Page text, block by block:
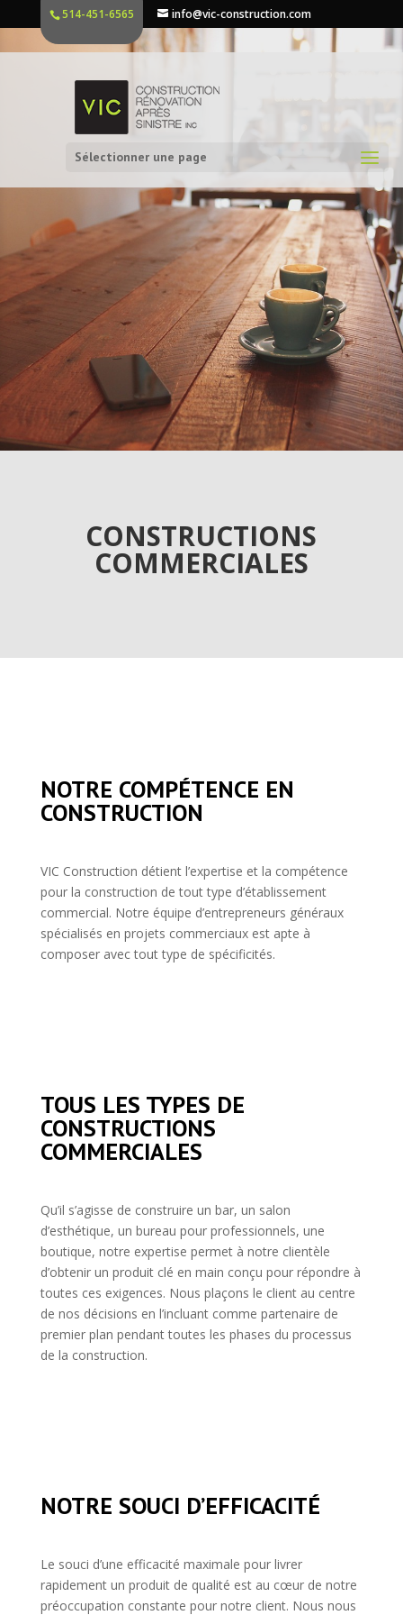
514-451-6565 info@vic-construction.com
Sélectionner une page
CONSTRUCTIONS
COMMERCIALES
NOTRE COMPÉTENCE EN
CONSTRUCTION
VIC Construction détient l’expertise et la compétence
pour la construction de tout type d’établissement
commercial. Notre équipe d’entrepreneurs généraux
spécialisés en projets commerciaux est apte à
composer avec tout type de spécificités.
TOUS LES TYPES DE
CONSTRUCTIONS
COMMERCIALES
Qu’il s’agisse de construire un bar, un salon
d’esthétique, un bureau pour professionnels, une
boutique, notre expertise permet à notre clientèle
d’obtenir un produit clé en main conçu pour répondre à
toutes ces exigences. Nous plaçons le client au centre
de nos décisions en l’incluant comme partenaire de
premier plan pendant toutes les phases du processus
de la construction.
NOTRE SOUCI D’EFFICACITÉ
Le souci d’une efficacité maximale pour livrer
rapidement un produit de qualité est au cœur de notre
préoccupation constante pour notre client. Nous nous